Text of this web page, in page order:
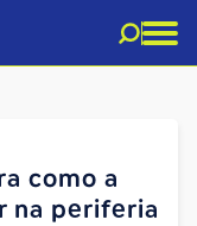
como a
na periferia